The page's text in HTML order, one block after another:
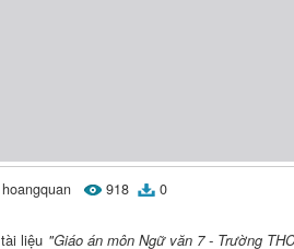
hoangquan 918 0
liệu "Giáo án môn Ngữ văn 7 - Trường